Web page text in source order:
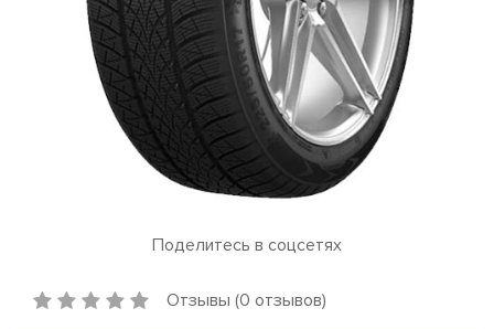
Поделитесь в соцсетях
Отзывы (0 отзывов)